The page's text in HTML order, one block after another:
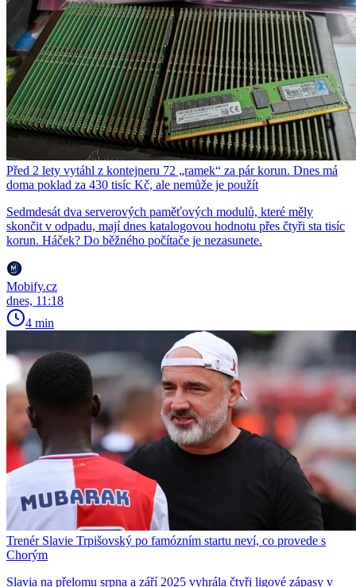
Před 2 lety vytáhl z kontejneru 72 „ramek“ za pár korun. Dnes má
doma poklad za 430 tisíc Kč, ale nemůže je použít
Sedmdesát dva serverových paměťových modulů, které měly
skončit v odpadu, mají dnes katalogovou hodnotu přes čtyři sta tisíc
korun. Háček? Do běžného počítače je nezasunete.
Mobify.cz
dnes, 11:18
4 min
Trenér Slavie Trpišovský po famózním startu neví, co provede s
Chorým
Slavia na přelomu srpna a září 2025 vyhrála čtyři ligové zápasy v